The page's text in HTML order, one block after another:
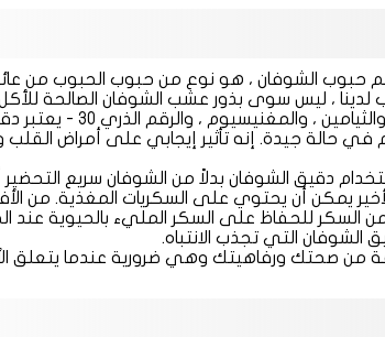
حبوب الشوفان ، هو نوع من حبوب الحبوب من
لدينا ، ليس سوى بذور عشب الشوفان الصالحة
جلوكان القابلة للذوبان ،
حالة جيدة. إنه تأثير إيجابي على أمراض القلب
دقيق الشوفان بدلاً من الشوفان سريع
يمكن أن يحتوي على السكريات المغذية. من
السكر للحفاظ على السكر المليء بالحيوية
الشوفان التي تجذب الانتباه.
من صحتك ورفاهيتك وهي ضرورية عندما يتعلق